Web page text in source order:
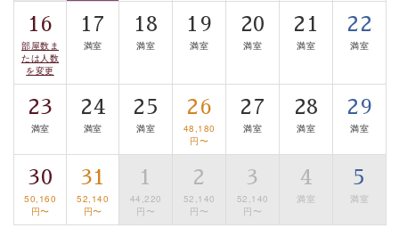
■諏訪大社4社を巡る無料参拝バス
豊富な知識を持ったドライバー兼ガイドが諏訪大社をご
案内します。
は【3日前まで】にお電話ください。
※交通規制などにより運行できない日がございます
※年末年始及び御柱祭前後は運行しておりません
以上がプラン内容です。
上諏訪温泉“しんゆ”なら諏訪大社など歴史ある諏訪の街
で心癒されます。
16
部屋数ま
たは人数
を変更
17
満室
18
満室
19
満室
20
満室
21
満室
22
満室
23
満室
24
満室
25
満室
26
48,180
円〜
27
満室
28
満室
29
満室
30
50,160
円〜
31
52,140
円〜
1
44,220
円〜
2
52,140
円〜
3
52,140
円〜
4
満室
5
満室